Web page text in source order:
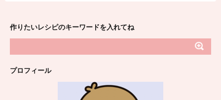
作りたいレシピのキーワードを入れてね
プロフィール